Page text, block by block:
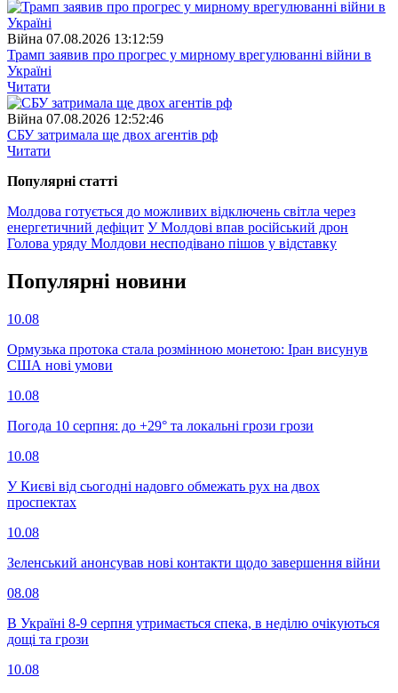
Війна 07.08.2026 13:12:59
Трамп заявив про прогрес у мирному врегулюванні війни в
Україні
Читати
Війна 07.08.2026 12:52:46
СБУ затримала ще двох агентів рф
Читати
Популярнi статтi
Молдова готується до можливих відключень світла через
енергетичний дефіцит У Молдові впав російський дрон
Голова уряду Молдови несподівано пішов у відставку
Популярнi новини
10.08
Ормузька протока стала розмінною монетою: Іран висунув
США нові умови
10.08
Погода 10 серпня: до +29° та локальні грози грози
10.08
У Києві від сьогодні надовго обмежать рух на двох
проспектах
10.08
Зеленський анонсував нові контакти щодо завершення війни
08.08
В Україні 8-9 серпня утримається спека, в неділю очікуються
дощі та грози
10.08